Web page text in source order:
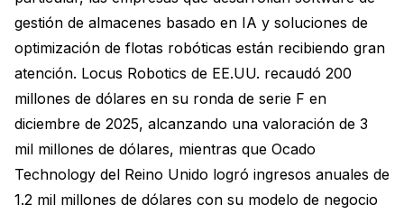
gestión de almacenes basado en IA y soluciones de
optimización de flotas robóticas están recibiendo gran
atención. Locus Robotics de EE.UU. recaudó 200
millones de dólares en su ronda de serie F en
diciembre de 2025, alcanzando una valoración de 3
mil millones de dólares, mientras que Ocado
Technology del Reino Unido logró ingresos anuales de
1.2 mil millones de dólares con su modelo de negocio